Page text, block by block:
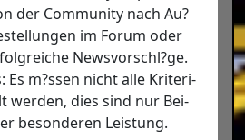
der Com­mu­ni­ty nach Au?
im Forum oder
Newsvorschl?ge.
Es m?ssen nicht alle Kri­te­ri­
wer­den, dies sind nur Bei­
beson­de­ren Leis­tung.